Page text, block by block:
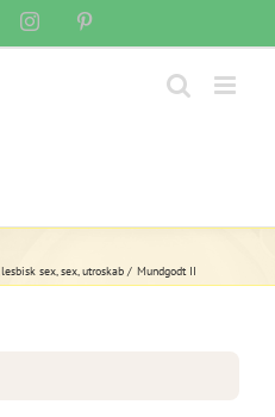
Instagram
lesbisk sex sex utroskab Mundgodt II